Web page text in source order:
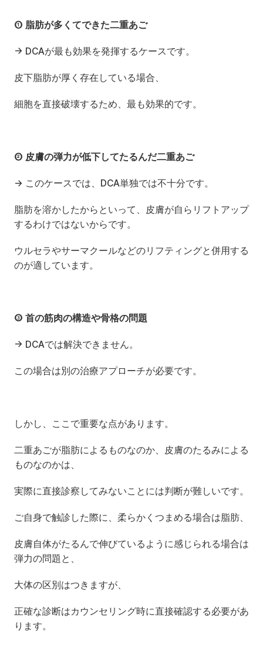
① 脂肪が多くてできた二重あご
→ DCAが最も効果を発揮するケースです。
皮下脂肪が厚く存在している場合、
細胞を直接破壊するため、最も効果的です。
② 皮膚の弾力が低下してたるんだ二重あご
→ このケースでは、DCA単独では不十分です。
脂肪を溶かしたからといって、皮膚が自らリフトアップ
するわけではないからです。
ウルセラやサーマクールなどのリフティングと併用する
のが適しています。
③ 首の筋肉の構造や骨格の問題
→ DCAでは解決できません。
この場合は別の治療アプローチが必要です。
しかし、ここで重要な点があります。
二重あごが脂肪によるものなのか、皮膚のたるみによる
ものなのかは、
実際に直接診察してみないことには判断が難しいです。
ご自身で触診した際に、柔らかくつまめる場合は脂肪、
皮膚自体がたるんで伸びているように感じられる場合は
弾力の問題と、
大体の区別はつきますが、
正確な診断はカウンセリング時に直接確認する必要があ
ります。